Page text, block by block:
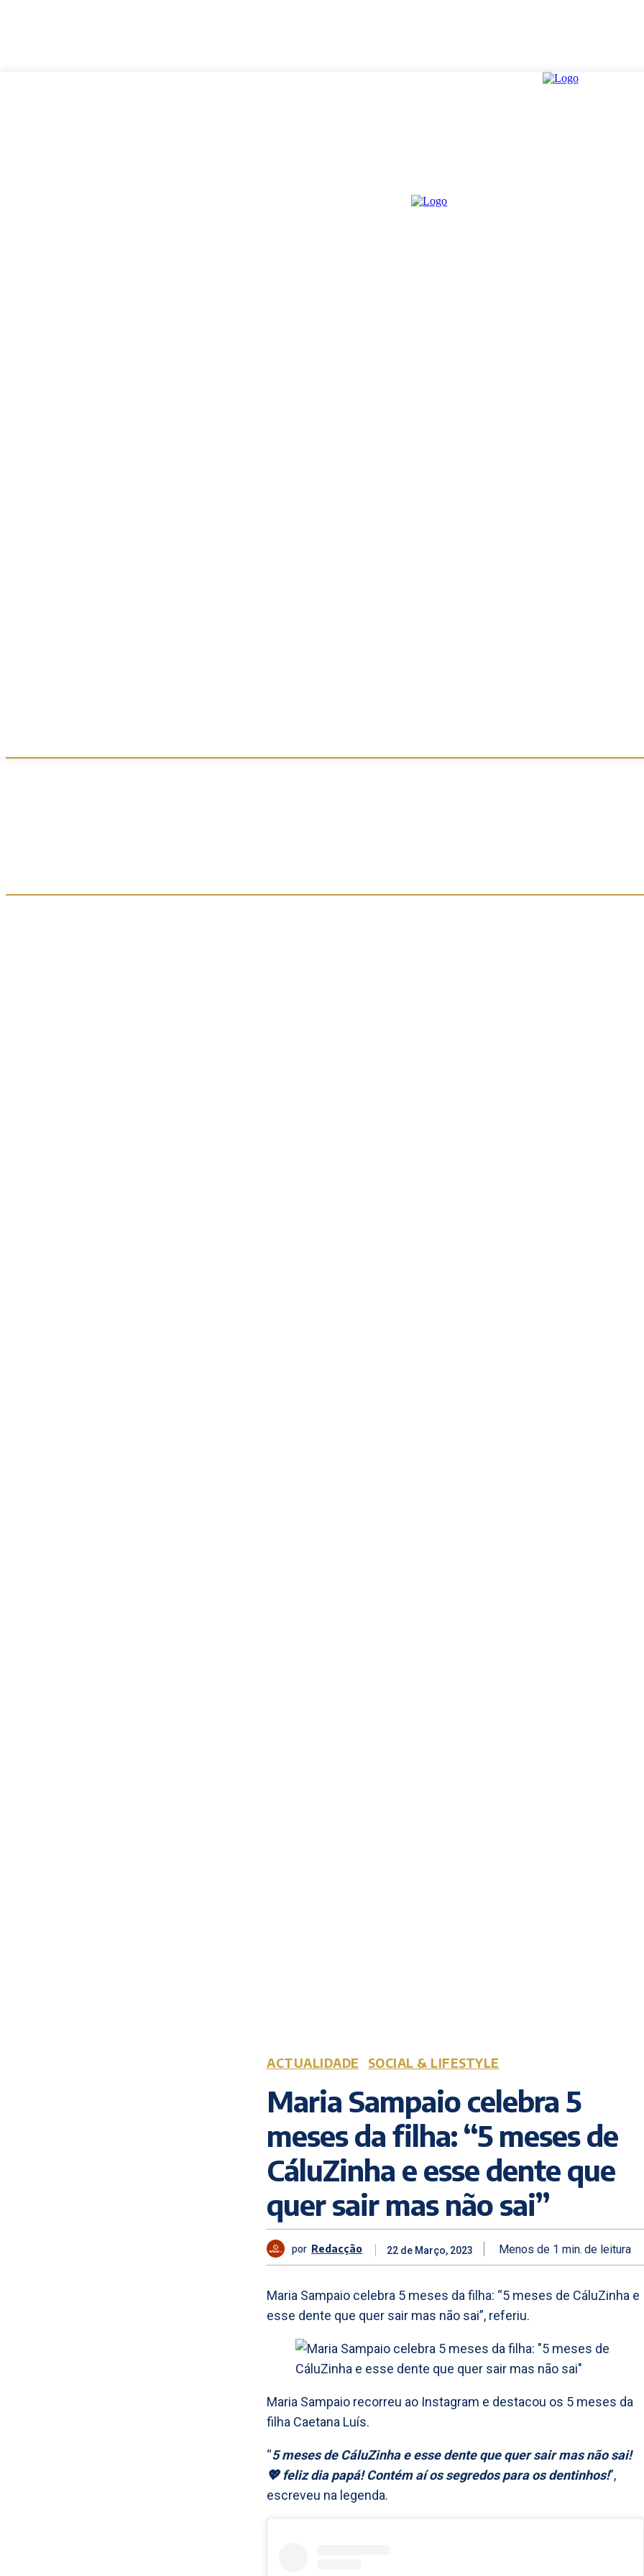
ACTUALIDADE SOCIAL & LIFESTYLE
Maria Sampaio celebra 5
meses da filha: “5 meses de
CáluZinha e esse dente que
quer sair mas não sai”
por Redacção 22 de Março, 2023 Menos de 1 min. de leitura
Maria Sampaio celebra 5 meses da filha: “5 meses de CáluZinha e
esse dente que quer sair mas não sai”, referiu.
Maria Sampaio recorreu ao Instagram e destacou os 5 meses da
filha Caetana Luís.
“5 meses de CáluZinha e esse dente que quer sair mas não sai!
💖 feliz dia papá! Contém aí os segredos para os dentinhos!”,
escreveu na legenda.